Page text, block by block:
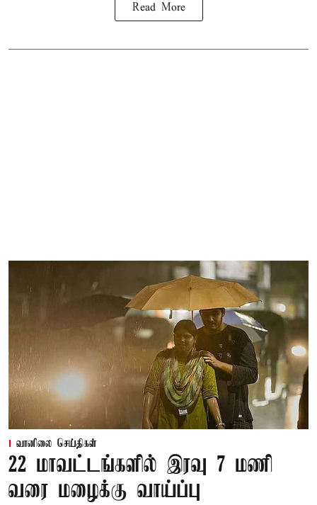
Read More
வானிலை செய்திகள்
22 மாவட்டங்களில் இரவு 7 மணி
வரை மழைக்கு வாய்ப்பு